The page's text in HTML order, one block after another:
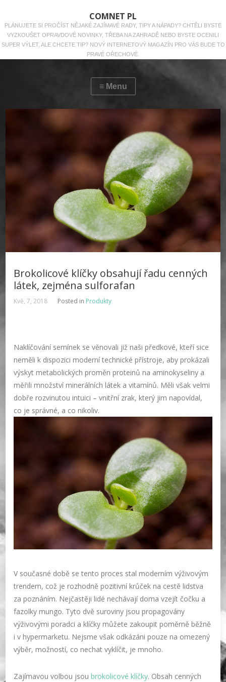
COMNET PL
PLÁNUJETE SI PROČÍST NĚJAKÉ ZAJÍMAVÉ RADY, TIPY A NÁPADY? CHTĚLI BYSTE
VYZKOUŠET OPRAVDOVÉ NOVINKY, TŘEBA NA ZAHRADĚ NEBO BYSTE OCENILI
SUPER VÝLET, ALE CHCETE TIP? NOVÝ INTERNETOVÝ MAGAZÍN PRO VÁS BUDE TO
PRAVÉ OŘECHOVÉ.
Brokolicové klíčky obsahují řadu cenných
látek, zejména sulforafan
Kvě, 7, 2018 Posted in Produkty
Naklíčování semínek se věnovali již naši předkové, kteří sice
neměli k dispozici moderní technické přístroje, aby prokázali
výskyt metabolických proměn proteinů na aminokyseliny a
měřili množství minerálních látek a vitamínů. Měli však velmi
dobře rozvinutou intuici – vnitřní zrak, který jim napovídal,
co je správné, a co nikoliv.
V současné době se tento proces stal moderním výživovým
trendem, což je rozhodně pozitivní krůček na cestě lidstva
za poznáním. Nejčastěji lidé nechávají doma vzejít čočku a
fazolky mungo. Tyto dvě suroviny jsou propagovány
výživovými poradci a klíčky můžete zakoupit poměrně běžně
i v hypermarketu. Nejsme však odkázáni pouze na omezený
výběr, možností, co nechat vyklíčit, je mnoho.
Zajímavou volbou jsoubrokolicové klíčky. Obsah cenných